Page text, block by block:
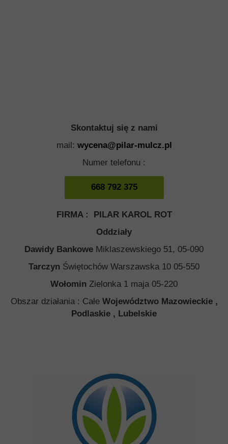
668 792 375
Skontaktuj się z nami
mail: wycena@pilar-mulcz.pl
Numer telefonu :
FIRMA : PILAR KAROL ROT
Oddziały
Dawidy Bankowe Miklaszewskiego 51, 05-090
Tarczyn Świętochów Warszawska 10 05-550
Wołomin Zielonka 1 maja 05-220
Obszar działania : Całe Województwo Mazowieckie ,
Podlaskie , Lubelskie